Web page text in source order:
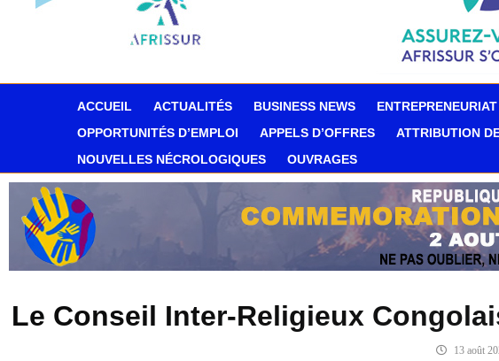
ACCUEIL ACTUALITÉS BUSINESS NEWS ENTREPRENEURIAT
OPPORTUNITÉS D’EMPLOI
APPELS D’OFFRES ATTRIBUTION
NOUVELLES NÉCROLOGIQUES
OUVRAGES
Le Conseil Inter-Religieux
13 août